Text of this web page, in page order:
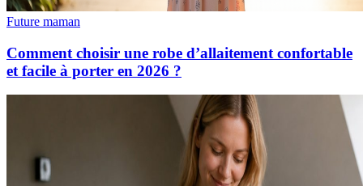
Future maman
Comment choisir une robe d’allaitement confortable
et facile à porter en 2026 ?